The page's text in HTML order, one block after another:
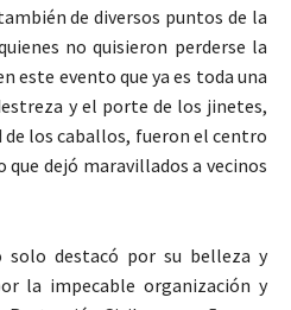
de diversos puntos de la
no quisieron perderse la
este evento que ya es toda una
y el porte de los jinetes,
los caballos, fueron el centro
dejó maravillados a vecinos
solo destacó por su belleza y
la impecable organización y